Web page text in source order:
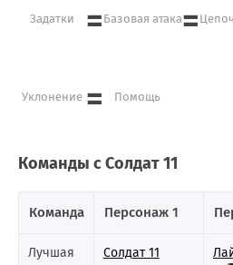
Задатки = Базовая атака=
Уклонение = Помощь
Команды с Солдат 11
Команда Персонаж 1
Лучшая
Солдат 11